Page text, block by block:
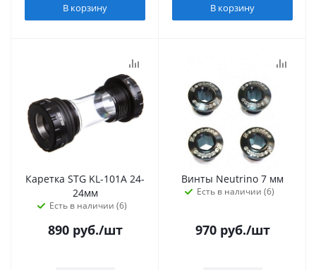
В корзину В корзину
Каретка STG KL-101A 24-
24мм
Есть в наличии (6)
890руб./шт
Винты Neutrino 7 мм
Есть в наличии (6)
970руб./шт